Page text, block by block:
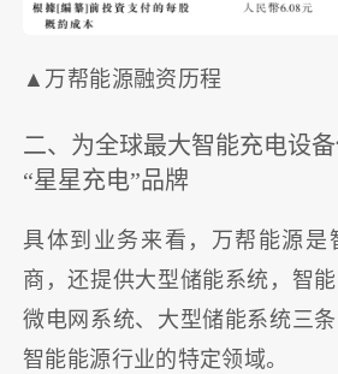
▲万帮能源融资历程
二、为全球最大智能充电设
“星星充电”品牌
具体到业务来看，万帮能源是
商，还提供大型储能系统，智能
微电网系统、大型储能系统三
智能能源行业的特定领域。